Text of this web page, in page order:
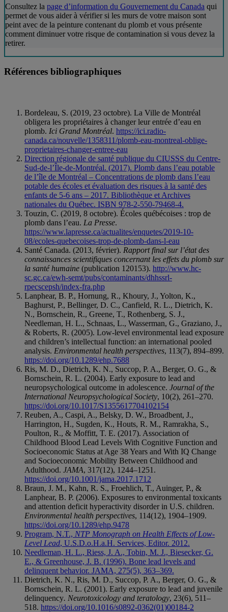
Consultez la page d’information du Gouvernement du Canada qui
permet de vous aider à vérifier si les murs de votre maison sont
peint avec de la peinture contenant du plomb et vous présente
comment diminuer votre risque de contamination si vous devez la
retirer.
Références bibliographiques
Bordeleau, S. (2019, 23 octobre). La Ville de Montréal
obligera les propriétaires à changer leur entrée d’eau en
plomb. Ici Grand Montréal. https://ici.radio-
canada.ca/nouvelle/1358311/plomb-eau-montreal-oblige-
proprietaires-changer-entree-eau
Direction régionale de santé publique du CIUSSS du Centre-
Sud-de-l’Île-de-Montréal. (2017). Plomb dans l’eau potable
de l’île de Montréal – Concentrations de plomb dans l’eau
potable des écoles et évaluation des risques à la santé des
enfants de 5-6 ans – 2017. Bibliothèque et Archives
nationales du Québec. ISBN 978-2-550-79468-4.
Touzin, C. (2019, 8 octobre). Écoles québécoises : trop de
plomb dans l’eau. La Presse.
https://www.lapresse.ca/actualites/enquetes/2019-10-
08/ecoles-quebecoises-trop-de-plomb-dans-l-eau
Santé Canada. (2013, février). Rapport final sur l’état des
connaissances scientifiques concernant les effets du plomb sur
la santé humaine (publication 120153). http://www.hc-
sc.gc.ca/ewh-semt/pubs/contaminants/dhhssrl-
rpecscepsh/index-fra.php
Lanphear, B. P., Hornung, R., Khoury, J., Yolton, K.,
Baghurst, P., Bellinger, D. C., Canfield, R. L., Dietrich, K.
N., Bornschein, R., Greene, T., Rothenberg, S. J.,
Needleman, H. L., Schnaas, L., Wasserman, G., Graziano, J.,
& Roberts, R. (2005). Low-level environmental lead exposure
and children’s intellectual function: an international pooled
analysis. Environmental health perspectives, 113(7), 894–899.
https://doi.org/10.1289/ehp.7688
Ris, M. D., Dietrich, K. N., Succop, P. A., Berger, O. G., &
Bornschein, R. L. (2004). Early exposure to lead and
neuropsychological outcome in adolescence. Journal of the
International Neuropsychological Society, 10(2), 261–270.
https://doi.org/10.1017/S1355617704102154
Reuben, A., Caspi, A., Belsky, D. W., Broadbent, J.,
Harrington, H., Sugden, K., Houts, R. M., Ramrakha, S.,
Poulton, R., & Moffitt, T. E. (2017). Association of
Childhood Blood Lead Levels With Cognitive Function and
Socioeconomic Status at Age 38 Years and With IQ Change
and Socioeconomic Mobility Between Childhood and
Adulthood. JAMA, 317(12), 1244–1251.
https://doi.org/10.1001/jama.2017.1712
Braun, J. M., Kahn, R. S., Froehlich, T., Auinger, P., &
Lanphear, B. P. (2006). Exposures to environmental toxicants
and attention deficit hyperactivity disorder in U.S. children.
Environmental health perspectives, 114(12), 1904–1909.
https://doi.org/10.1289/ehp.9478
Program, N.T., NTP Monograph on Health Effects of Low-
Level Lead, U.S.D.o.H.a.H. Services, Editor. 2012.
Needleman, H. L., Riess, J. A., Tobin, M. J., Biesecker, G.
E., & Greenhouse, J. B. (1996). Bone lead levels and
delinquent behavior. JAMA, 275(5), 363–369.
Dietrich, K. N., Ris, M. D., Succop, P. A., Berger, O. G., &
Bornschein, R. L. (2001). Early exposure to lead and juvenile
delinquency. Neurotoxicology and teratology, 23(6), 511–
518. https://doi.org/10.1016/s0892-0362(01)00184-2